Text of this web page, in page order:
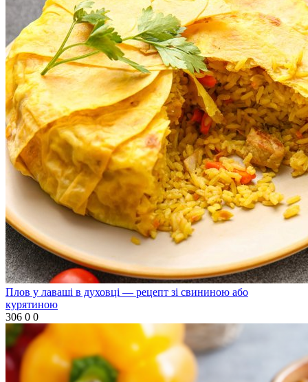
Плов у лаваші в духовці — рецепт зі свининою або
курятиною
306 0 0